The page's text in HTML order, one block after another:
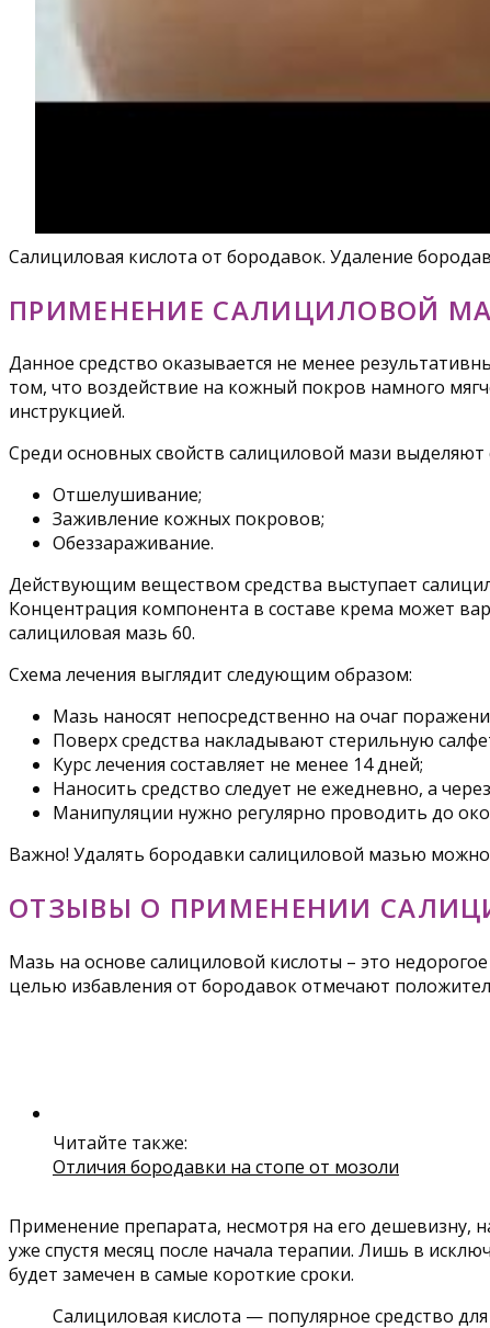
Салициловая кислота от бородавок. Удаление
ПРИМЕНЕНИЕ САЛИЦИЛОВОЙ
Данное средство оказывается не менее
том, что воздействие на кожный покров намного
инструкцией.
Среди основных свойств салициловой мази
Отшелушивание;
Заживление кожных покровов;
Обеззараживание.
Действующим веществом средства выступает
Концентрация компонента в составе крема может
салициловая мазь 60.
Схема лечения выглядит следующим образом:
Мазь наносят непосредственно на очаг
Поверх средства накладывают стерильную
Курс лечения составляет не менее 14 дней;
Наносить средство следует не ежедневно, а
Манипуляции нужно регулярно проводить до
Важно! Удалять бородавки салициловой мазью можно
ОТЗЫВЫ О ПРИМЕНЕНИИ
Мазь на основе салициловой кислоты – это
целью избавления от бородавок отмечают
Читайте также:
Отличия бородавки на стопе от мозоли
Применение препарата, несмотря на его дешевизну,
уже спустя месяц после начала терапии. Лишь в
будет замечен в самые короткие сроки.
Салициловая кислота — популярное средство